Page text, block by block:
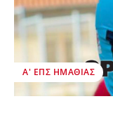
Α' ΕΠΣ ΗΜΑΘΊΑΣ